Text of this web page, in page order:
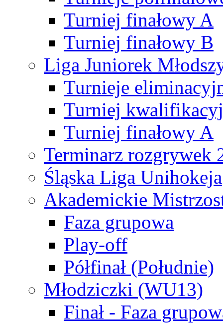
Turniej finałowy A
Turniej finałowy B
Liga Juniorek
Turnieje
Turniej
Turniej finałowy A
Terminarz rozgrywek
Śląska Liga Unihokeja
Akademickie
Faza grupowa
Play-off
Półfinał (Południe)
Młodziczki (WU13)
Finał - Faza